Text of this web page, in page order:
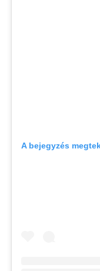
A bejegyzés